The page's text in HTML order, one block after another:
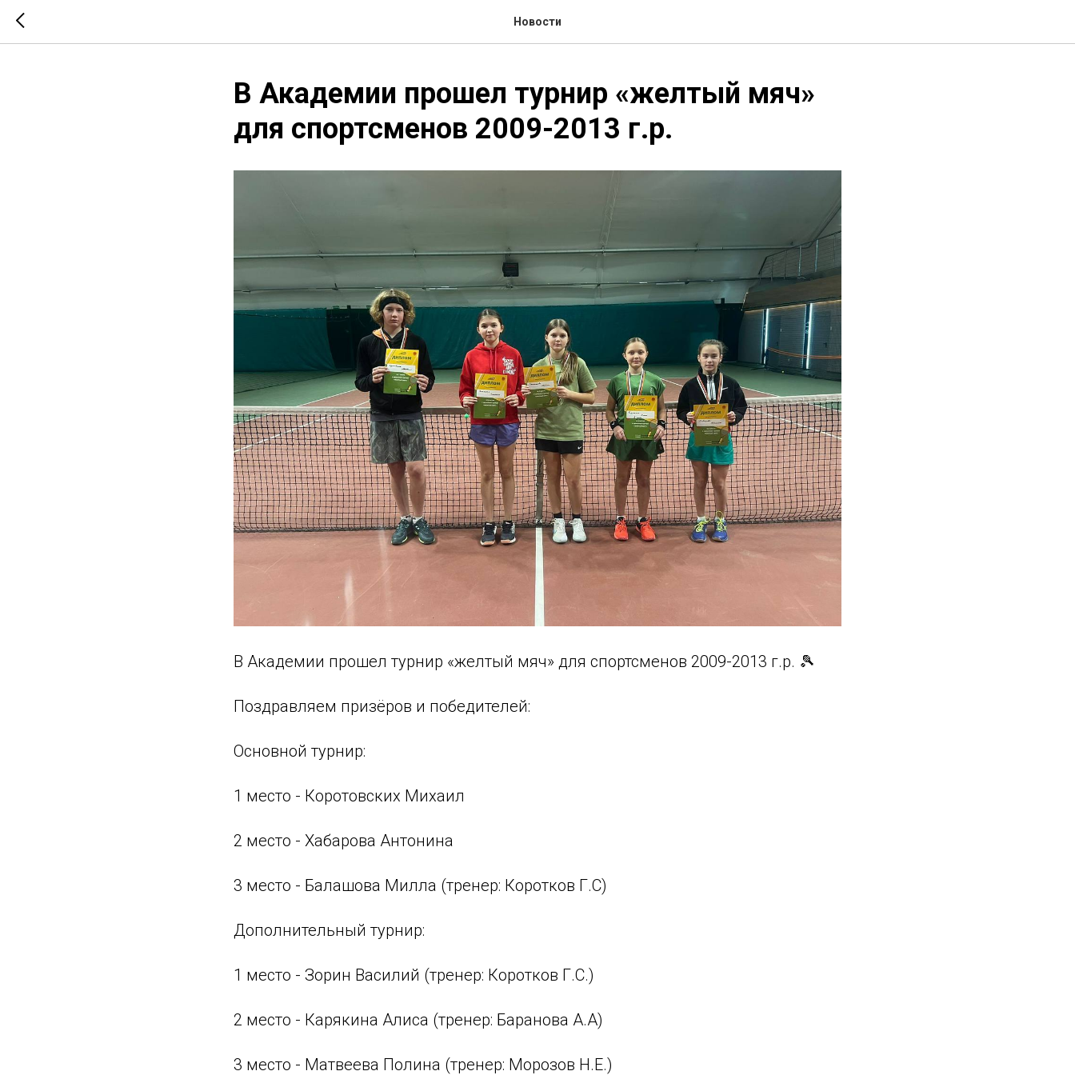
Новости
В Академии прошел турнир «желтый мяч»
для спортсменов 2009-2013 г.р.
В Академии прошел турнир «желтый мяч» для спортсменов 2009-2013 г.р. 🎾
Поздравляем призёров и победителей:
Основной турнир:
1 место - Коротовских Михаил
2 место - Хабарова Антонина
3 место - Балашова Милла (тренер: Коротков Г.С)
Дополнительный турнир:
1 место - Зорин Василий (тренер: Коротков Г.С.)
2 место - Карякина Алиса (тренер: Баранова А.А)
3 место - Матвеева Полина (тренер: Морозов Н.Е.)